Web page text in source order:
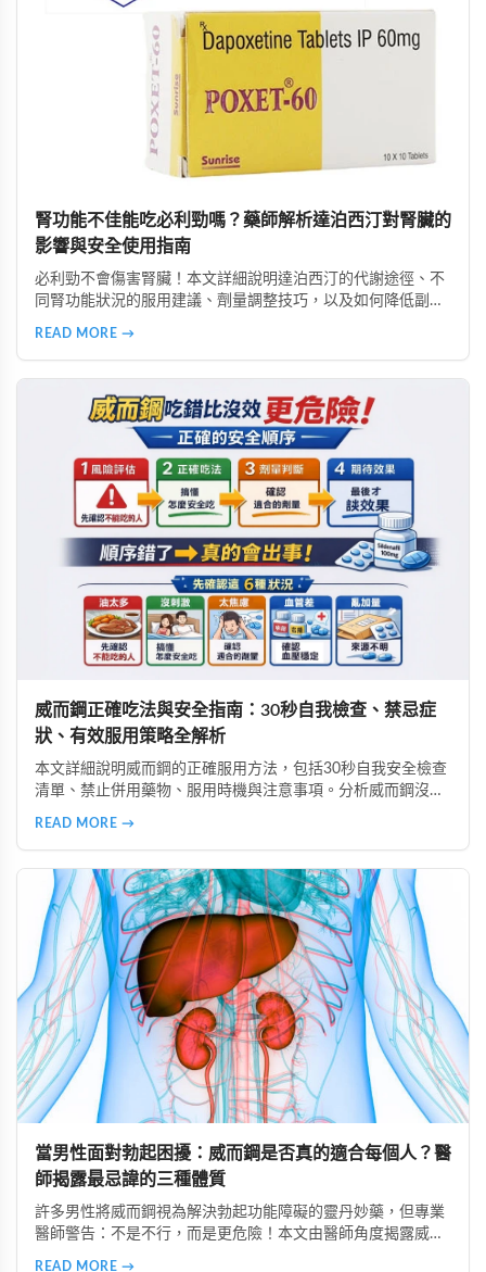
腎功能不佳能吃必利勁嗎？藥師解析達泊西汀對腎臟的
影響與安全使用指南
必利勁不會傷害腎臟！本文詳細說明達泊西汀的代謝途徑、不
同腎功能狀況的服用建議、劑量調整技巧，以及如何降低副作
READ MORE →
威而鋼正確吃法與安全指南：30秒自我檢查、禁忌症
狀、有效服用策略全解析
本文詳細說明威而鋼的正確服用方法，包括30秒自我安全檢查
清單、禁止併用藥物、服用時機與注意事項。分析威而鋼沒效
READ MORE →
當男性面對勃起困擾：威而鋼是否真的適合每個人？醫
師揭露最忌諱的三種體質
許多男性將威而鋼視為解決勃起功能障礙的靈丹妙藥，但專業
醫師警告：不是不行，而是更危險！本文由醫師角度揭露威而
READ MORE →